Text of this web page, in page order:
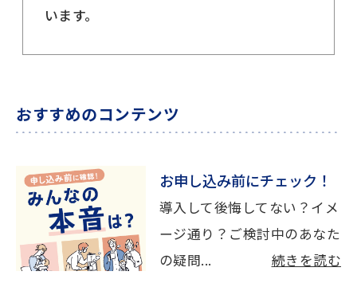
います。
おすすめのコンテンツ
お申し込み前にチェック！
導入して後悔してない？イメ
ージ通り？ご検討中のあなた
の疑問...
続きを読む